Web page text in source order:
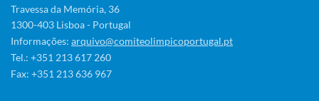
Travessa da Memória, 36
1300-403 Lisboa - Portugal
Informações: arquivo@comiteolimpicoportugal.pt
Tel.: +351 213 617 260
Fax: +351 213 636 967